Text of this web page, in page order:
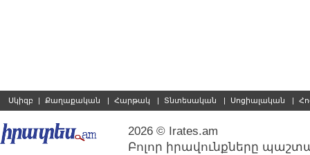
Սկիզբ | Քաղաքական | Հարթակ | Տնտեսական | Սոցիալական |
2026 © Irates.am
Բոլոր իրավունքները